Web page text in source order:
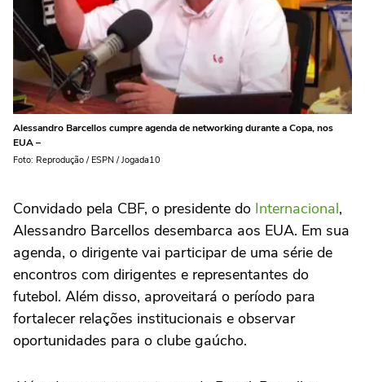
Alessandro Barcellos cumpre agenda de networking durante a Copa, nos
EUA –
Foto: Reprodução / ESPN / Jogada10
Convidado pela CBF, o presidente do Internacional,
Alessandro Barcellos desembarca aos EUA. Em sua
agenda, o dirigente vai participar de uma série de
encontros com dirigentes e representantes do
futebol. Além disso, aproveitará o período para
fortalecer relações institucionais e observar
oportunidades para o clube gaúcho.